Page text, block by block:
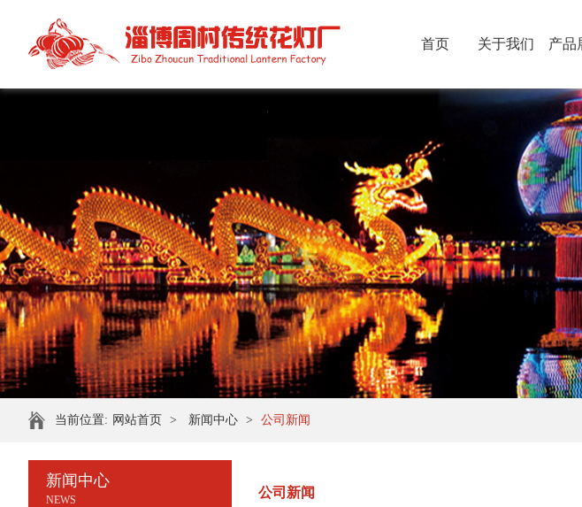
首页 关于我们 产品
当前位置: 网站首页 > 新闻中心 > 公司新闻
新闻中心
NEWS 公司新闻